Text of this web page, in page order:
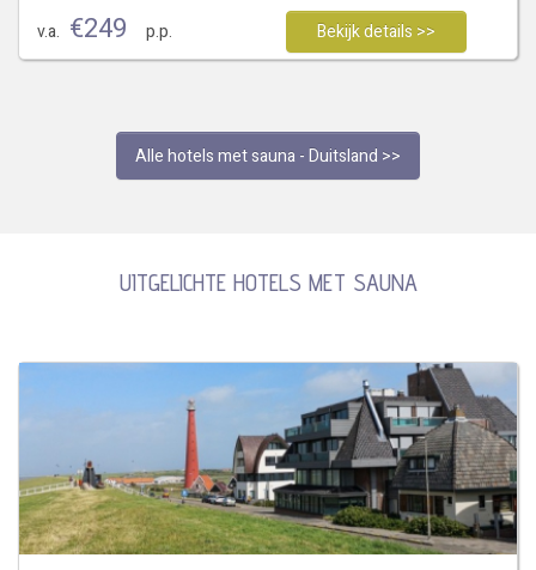
v.a. €249 p.p. Bekijk details >>
Alle hotels met sauna - Duitsland >>
UITGELICHTE HOTELS MET SAUNA